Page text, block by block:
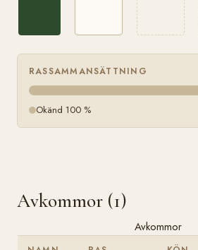
RASSAMMANSÄTTNING
Okänd 100 %
Avkommor (1)
Avkommor